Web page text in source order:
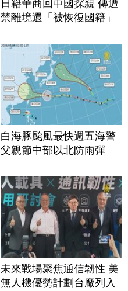
日籍華商回中國探親 傳遭
禁離境還「被恢復國籍」
白海豚颱風最快週五海警
父親節中部以北防雨彈
未來戰場聚焦通信韌性 美
無人機優勢計劃台廠列入